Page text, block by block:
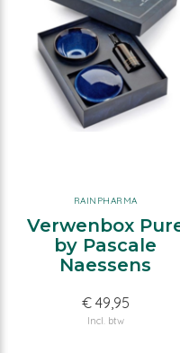
RAINPHARMA
Verwenbox
by Pascale
Naessens
€ 49,95
Incl. btw